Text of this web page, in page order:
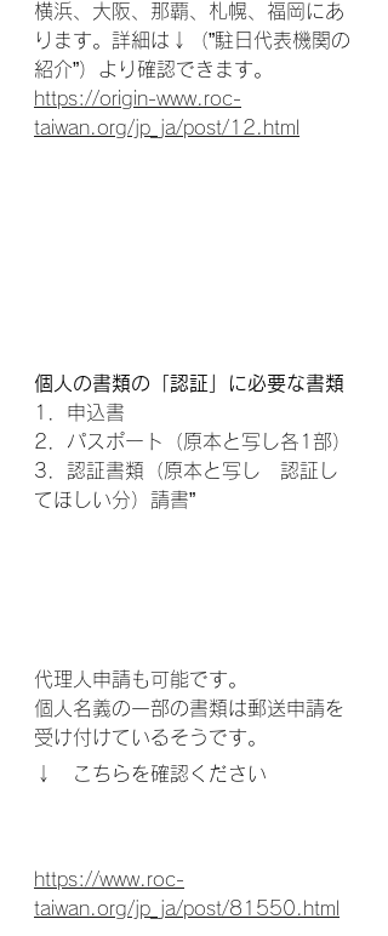
横浜、大阪、那覇、札幌、福岡にあ
ります。詳細は↓（”駐日代表機関の
紹介”）より確認できます。
https://origin-www.roc-
taiwan.org/jp_ja/post/12.html
個人の書類の「認証」に必要な書類
1．申込書
2．パスポート（原本と写し各1部）
3．認証書類（原本と写し　認証し
てほしい分）請書”
代理人申請も可能です。
個人名義の一部の書類は郵送申請を
受け付けているそうです。
↓　こちらを確認ください
https://www.roc-
taiwan.org/jp_ja/post/81550.html